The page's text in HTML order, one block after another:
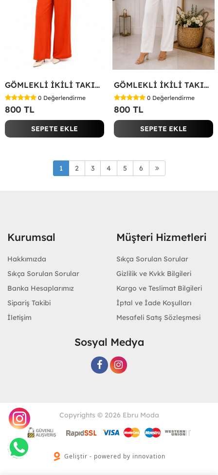
GÖMLEKLİ İKİLİ TAKIM Kırmızı
0 Değerlendirme
800 TL
SEPETE EKLE
GÖMLEKLİ İKİLİ TAKIM Beyaz
0 Değerlendirme
800 TL
SEPETE EKLE
1 2 3 4 5 6
Kurumsal
Hakkımızda
Sıkça Sorulan Sorular
Banka Hesaplarımız
Sipariş Takibi
İletişim
Müşteri Hizmetleri
Sıkça Sorulan Sorular
Gizlilik ve Kvkk Bilgileri
Kargo ve Teslimat Bilgileri
İptal ve İade Koşulları
Mesafeli Satış Sözleşmesi
Sosyal Medya
Copyrights © 2026 Ebru Moda
Geliştir - powered by innovation